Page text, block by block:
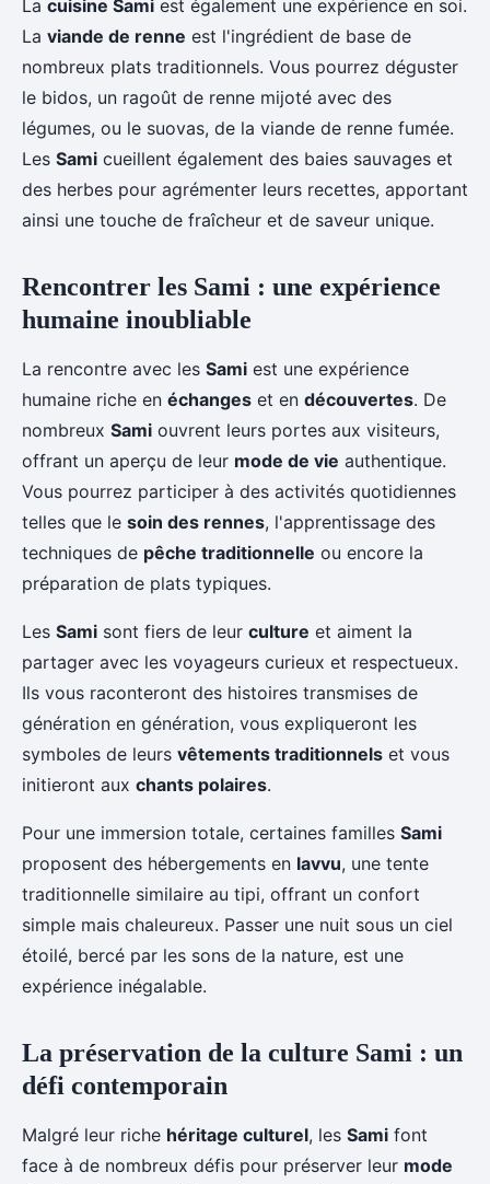
La cuisine Sami est également une expérience en soi.
La viande de renne est l'ingrédient de base de
nombreux plats traditionnels. Vous pourrez déguster
le bidos, un ragoût de renne mijoté avec des
légumes, ou le suovas, de la viande de renne fumée.
Les Sami cueillent également des baies sauvages et
des herbes pour agrémenter leurs recettes, apportant
ainsi une touche de fraîcheur et de saveur unique.
Rencontrer les Sami : une expérience
humaine inoubliable
La rencontre avec les Sami est une expérience
humaine riche en échanges et en découvertes. De
nombreux Sami ouvrent leurs portes aux visiteurs,
offrant un aperçu de leur mode de vie authentique.
Vous pourrez participer à des activités quotidiennes
telles que le soin des rennes, l'apprentissage des
techniques de pêche traditionnelle ou encore la
préparation de plats typiques.
Les Sami sont fiers de leur culture et aiment la
partager avec les voyageurs curieux et respectueux.
Ils vous raconteront des histoires transmises de
génération en génération, vous expliqueront les
symboles de leurs vêtements traditionnels et vous
initieront aux chants polaires.
Pour une immersion totale, certaines familles Sami
proposent des hébergements en lavvu, une tente
traditionnelle similaire au tipi, offrant un confort
simple mais chaleureux. Passer une nuit sous un ciel
étoilé, bercé par les sons de la nature, est une
expérience inégalable.
La préservation de la culture Sami : un
défi contemporain
Malgré leur riche héritage culturel, les Sami font
face à de nombreux défis pour préserver leur mode